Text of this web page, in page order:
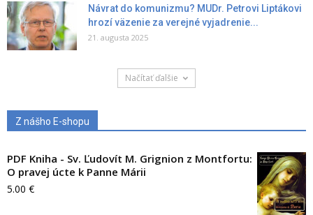
Návrat do komunizmu? MUDr. Petrovi Liptákovi
hrozí väzenie za verejné vyjadrenie...
21. augusta 2025
Načítať ďalšie
Z nášho E-shopu
PDF Kniha - Sv. Ľudovít M. Grignion z Montfortu:
O pravej úcte k Panne Márii
5.00 €